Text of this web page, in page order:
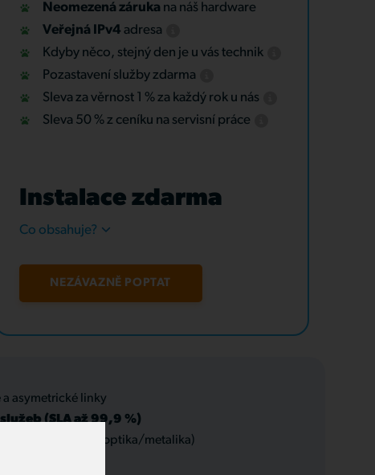
Neomezená záruka na náš hardware
Veřejná IPv4 adresa
Kdyby něco, stejný den je u vás technik
Pozastavení služby zdarma
Sleva za věrnost 1 % za každý rok u nás
Sleva 50 % z ceníku na servisní práce
Instalace zdarma
Co obsahuje?
NEZÁVAZNĚ POPTAT
asymetrické linky
(SLA až 99,9 %)
datové rozvody (optika/metalika)